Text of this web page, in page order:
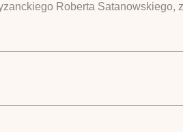
Roberta Satanowskiego,